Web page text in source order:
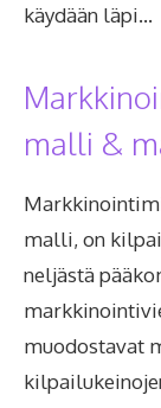
käydään läpi…
malli &
malli, on
neljästä
muodostavat